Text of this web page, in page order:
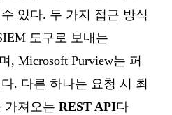
있다. 두 가지 접근 방식
도구로 보내는
, Microsoft Purview는 퍼
. 다른 하나는 요청 시 최
가져오는 REST API다